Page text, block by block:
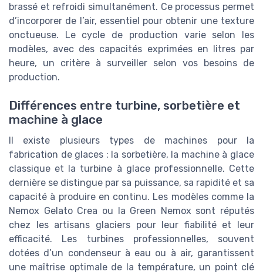
brassé et refroidi simultanément. Ce processus permet
d’incorporer de l’air, essentiel pour obtenir une texture
onctueuse. Le cycle de production varie selon les
modèles, avec des capacités exprimées en litres par
heure, un critère à surveiller selon vos besoins de
production.
Différences entre turbine, sorbetière et
machine à glace
Il existe plusieurs types de machines pour la
fabrication de glaces : la sorbetière, la machine à glace
classique et la turbine à glace professionnelle. Cette
dernière se distingue par sa puissance, sa rapidité et sa
capacité à produire en continu. Les modèles comme la
Nemox Gelato Crea ou la Green Nemox sont réputés
chez les artisans glaciers pour leur fiabilité et leur
efficacité. Les turbines professionnelles, souvent
dotées d’un condenseur à eau ou à air, garantissent
une maîtrise optimale de la température, un point clé